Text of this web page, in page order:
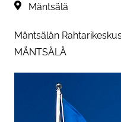
Sijainti:Mäntsälä
Mäntsälän
MÄNTSÄLÄ